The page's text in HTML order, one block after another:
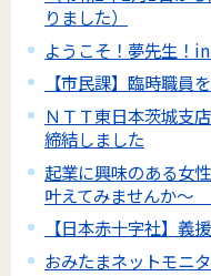
りました）
ようこそ！夢先生！
【市民課】臨時職員
ＮＴＴ東日本茨城支
締結しました
起業に興味のある女
叶えてみ
【日本赤十字社】義
おみたまネットモニ